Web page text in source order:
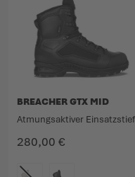
280,00 €
BREACHER GTX MID